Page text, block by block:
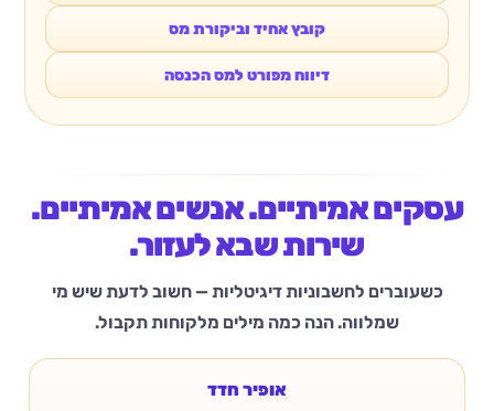
קובץ אחיד וביקורת מס
דיווח מפורט למס הכנסה
עסקים אמיתיים. אנשים אמיתיים.
שירות שבא לעזור.
כשעוברים לחשבוניות דיגיטליות — חשוב לדעת שיש מי
שמלווה. הנה כמה מילים מלקוחות תקבול.
אופיר חדד